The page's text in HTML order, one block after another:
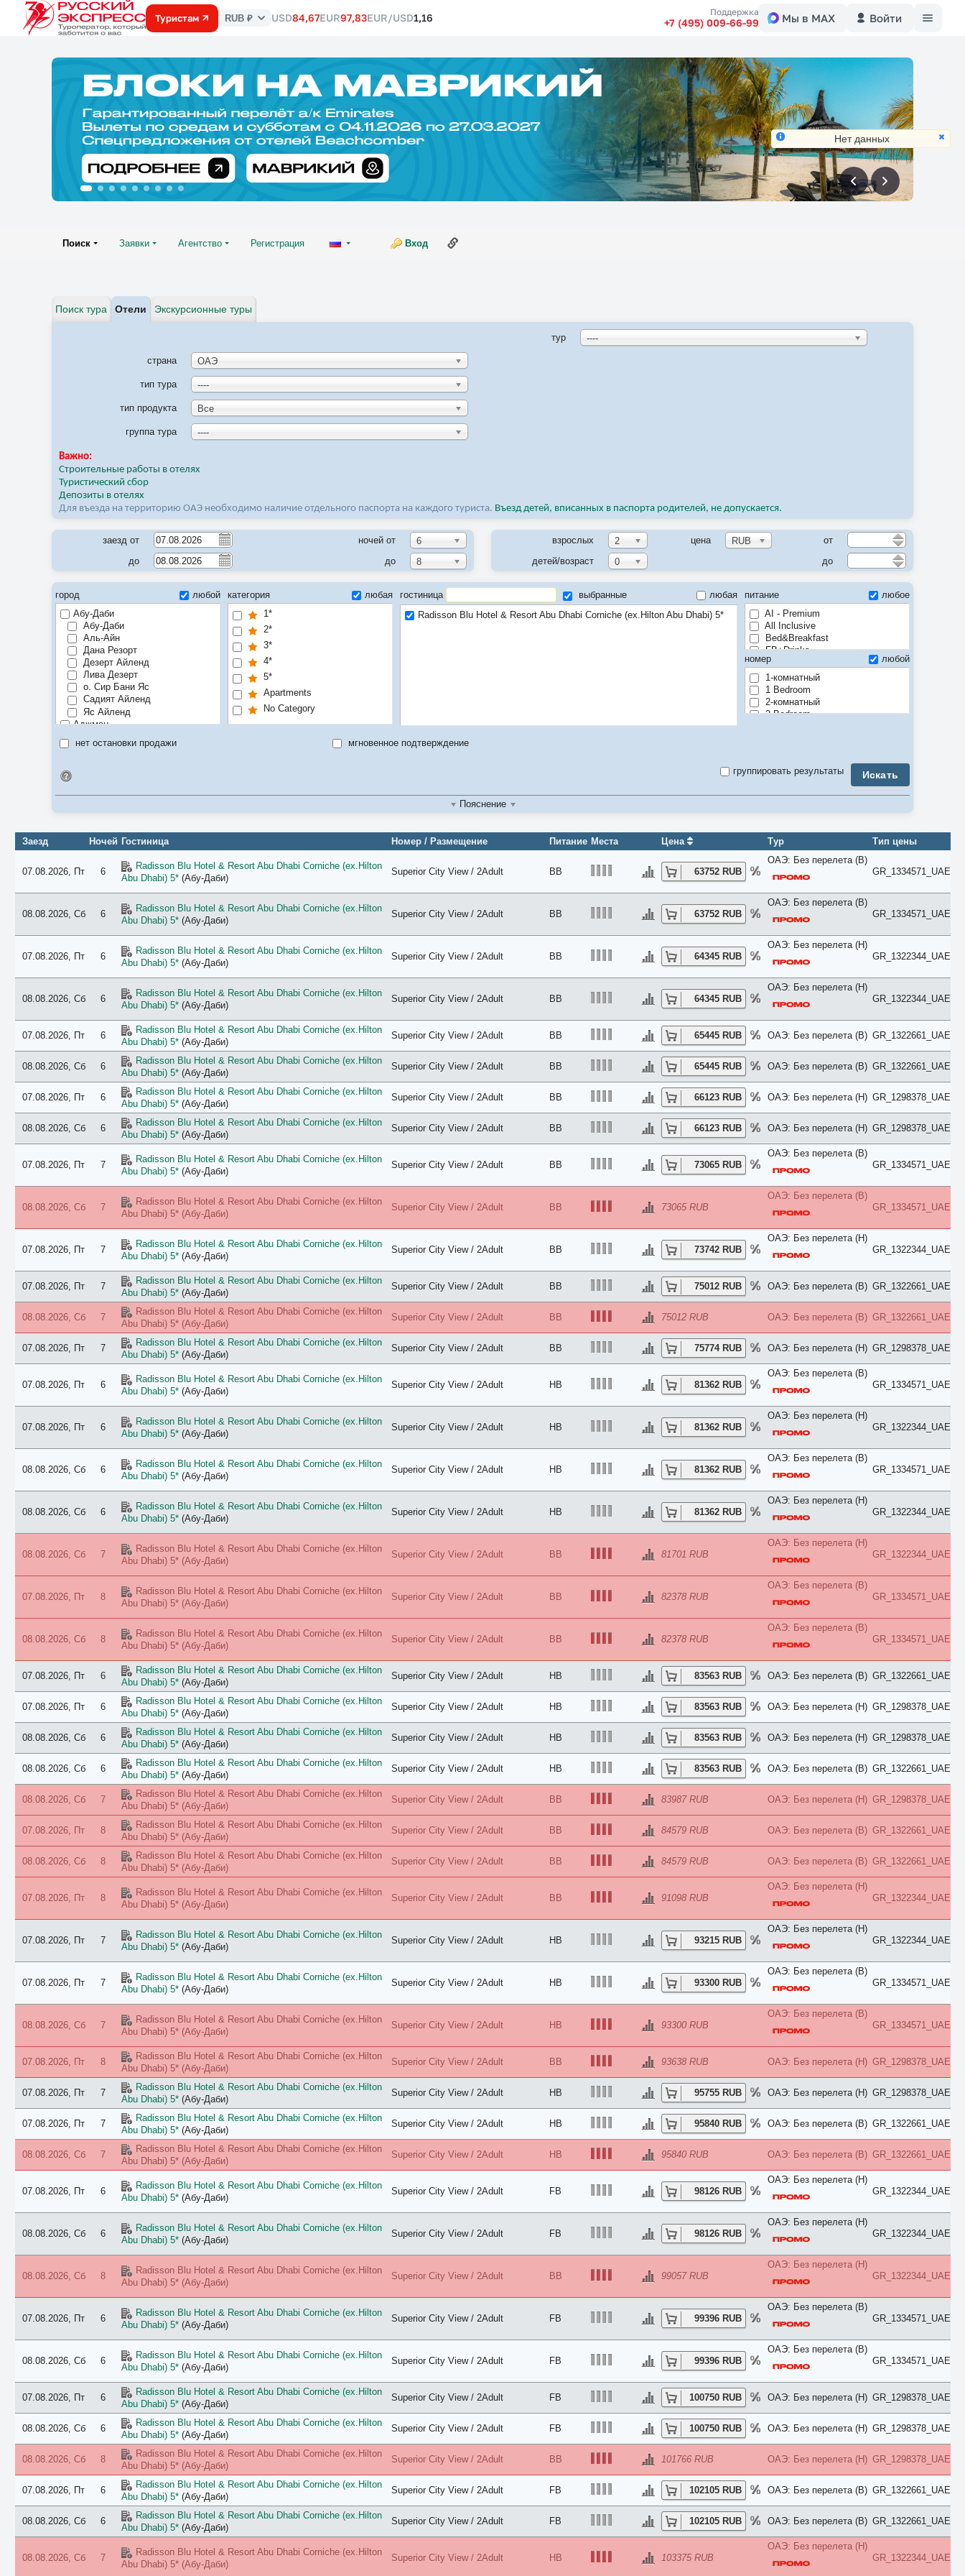
Туристам
Курс
RUB ₽ USD84,67EUR97,83EUR/USD1,16 Поддержка
+7 (495) 009-66-99 Мы в MAX Войти
впередвперед
Поиск Заявки Агентство Регистрация Вход
Поиск тура Отели Экскурсионные туры
страна ОАЭ
тип тура ----
тип продукта Все
группа тура ----
тур ----
Важно:
Строительные работы в отелях
Туристический сбор
Депозиты в отелях
Для въезда на территорию ОАЭ необходимо наличие отдельного паспорта на каждого туриста. Въезд детей, вписанных в паспорта родителей, не допускается.
заезд от ночей от
6
до
до 8
взрослых 2 цена RUB
от
детей/возраст
0 до
город
любой
Абу-Даби
Абу-Даби
Аль-Айн
Дана Резорт
Дезерт Айленд
Лива Дезерт
о. Сир Бани Яс
Садият Айленд
Яс Айленд
Аджман
Дубай
Умм-Эль-Кувейн
категория
любая
1*
2*
3*
4*
5*
Apartments
No Category
гостиница выбранные
любая
Radisson Blu Hotel & Resort Abu Dhabi Corniche (ex.Hilton Abu Dhabi) 5*
питание
любое
AI - Premium
All Inclusive
Bed&Breakfast
FB+Drinks
Full Board
Half Board
Room only
Soft All Inclusive
По программе
номер
любой
1-комнатный
1 Bedroom
2-комнатный
2 Bedroom
5-комнатный
7 Bedroom
9 Bedroom
Air Conditioner
Anex
Apartment
Bay View
Bosphorus View
Budget
Bungalow
Business
City View
Club
Comfort
Connection
Creek View
Deluxe
Diamond Club
Eco
Economy
Elegance
Exclusive
Family
Forest View
Garden
Golf
Grand
Honeymoon
Imperial
Inland View
Junior Suite
King/Twin
Kitchen
Lagoon
Lake House
Large
Loft
Lounge
Luxe
Main Building
Mansard
Marina View
Master Suite
Mountain View
No Balcony
Ocean
Overwater
Palace
Park
Pavillion
Pool
Premier
Premium
Presidential
Prestige
Private
Promo
Residence
Retreat
River View
ROH
Royal
Sea
Small
SPA
Spa Bath
Street View
Sunrise
Sunset
Superior
Terrace
Townhouse
Upper Floor
Апартаменты
Балкон
Без балкона
Бунгало
Вид во двор
Вид на город
Вид на горы
Вид на море
Вид на парк
Вид на реку
Вид на сад
Вилла
Делюкс
Джуниор Сьют
Евролюкс
Комфорт
Коттедж
Люкс
Мансарда
Повышенной комфортности
Представительский
Президентский
Премиум
Семейный
Смарт
Стандарт
Сьют
Таунхаус
Терраса
Цоколь
Частичные удобства
Эко
нет остановки продажи мгновенное подтверждение
Искать
группировать результаты
Пояснение
Заезд Ночей Гостиница Номер / Размещение Питание Места Цена Тур Тип цены
07.08.2026, Пт 6
Radisson Blu Hotel & Resort Abu Dhabi Corniche (ex.Hilton
Abu Dhabi) 5*(Абу-Даби)
Superior City View / 2Adult BB 63752 RUB
ОАЭ: Без перелета (B)
GR_1334571_UAE
08.08.2026, Сб 6
Radisson Blu Hotel & Resort Abu Dhabi Corniche (ex.Hilton
Abu Dhabi) 5*(Абу-Даби)
Superior City View / 2Adult BB 63752 RUB
ОАЭ: Без перелета (B)
GR_1334571_UAE
07.08.2026, Пт 6
Radisson Blu Hotel & Resort Abu Dhabi Corniche (ex.Hilton
Abu Dhabi) 5*(Абу-Даби)
Superior City View / 2Adult BB 64345 RUB
ОАЭ: Без перелета (H)
GR_1322344_UAE
08.08.2026, Сб 6
Radisson Blu Hotel & Resort Abu Dhabi Corniche (ex.Hilton
Abu Dhabi) 5*(Абу-Даби)
Superior City View / 2Adult BB 64345 RUB
ОАЭ: Без перелета (H)
GR_1322344_UAE
07.08.2026, Пт 6
Radisson Blu Hotel & Resort Abu Dhabi Corniche (ex.Hilton
Abu Dhabi) 5*(Абу-Даби)
Superior City View / 2Adult BB 65445 RUB ОАЭ: Без перелета (B) GR_1322661_UAE
08.08.2026, Сб 6
Radisson Blu Hotel & Resort Abu Dhabi Corniche (ex.Hilton
Abu Dhabi) 5*(Абу-Даби)
Superior City View / 2Adult BB 65445 RUB ОАЭ: Без перелета (B) GR_1322661_UAE
07.08.2026, Пт 6
Radisson Blu Hotel & Resort Abu Dhabi Corniche (ex.Hilton
Abu Dhabi) 5*(Абу-Даби)
Superior City View / 2Adult BB 66123 RUB ОАЭ: Без перелета (H) GR_1298378_UAE
08.08.2026, Сб 6
Radisson Blu Hotel & Resort Abu Dhabi Corniche (ex.Hilton
Abu Dhabi) 5*(Абу-Даби)
Superior City View / 2Adult BB 66123 RUB ОАЭ: Без перелета (H) GR_1298378_UAE
07.08.2026, Пт 7
Radisson Blu Hotel & Resort Abu Dhabi Corniche (ex.Hilton
Abu Dhabi) 5*(Абу-Даби)
Superior City View / 2Adult BB 73065 RUB
ОАЭ: Без перелета (B)
GR_1334571_UAE
08.08.2026, Сб 7
Radisson Blu Hotel & Resort Abu Dhabi Corniche (ex.Hilton
Abu Dhabi) 5*(Абу-Даби)
Superior City View / 2Adult BB 73065 RUB
ОАЭ: Без перелета (B)
GR_1334571_UAE
07.08.2026, Пт 7
Radisson Blu Hotel & Resort Abu Dhabi Corniche (ex.Hilton
Abu Dhabi) 5*(Абу-Даби)
Superior City View / 2Adult BB 73742 RUB
ОАЭ: Без перелета (H)
GR_1322344_UAE
07.08.2026, Пт 7
Radisson Blu Hotel & Resort Abu Dhabi Corniche (ex.Hilton
Abu Dhabi) 5*(Абу-Даби)
Superior City View / 2Adult BB 75012 RUB ОАЭ: Без перелета (B) GR_1322661_UAE
08.08.2026, Сб 7
Radisson Blu Hotel & Resort Abu Dhabi Corniche (ex.Hilton
Abu Dhabi) 5*(Абу-Даби)
Superior City View / 2Adult BB 75012 RUB ОАЭ: Без перелета (B) GR_1322661_UAE
07.08.2026, Пт 7
Radisson Blu Hotel & Resort Abu Dhabi Corniche (ex.Hilton
Abu Dhabi) 5*(Абу-Даби)
Superior City View / 2Adult BB 75774 RUB ОАЭ: Без перелета (H) GR_1298378_UAE
07.08.2026, Пт 6
Radisson Blu Hotel & Resort Abu Dhabi Corniche (ex.Hilton
Abu Dhabi) 5*(Абу-Даби)
Superior City View / 2Adult HB 81362 RUB
ОАЭ: Без перелета (B)
GR_1334571_UAE
07.08.2026, Пт 6
Radisson Blu Hotel & Resort Abu Dhabi Corniche (ex.Hilton
Abu Dhabi) 5*(Абу-Даби)
Superior City View / 2Adult HB 81362 RUB
ОАЭ: Без перелета (H)
GR_1322344_UAE
08.08.2026, Сб 6
Radisson Blu Hotel & Resort Abu Dhabi Corniche (ex.Hilton
Abu Dhabi) 5*(Абу-Даби)
Superior City View / 2Adult HB 81362 RUB
ОАЭ: Без перелета (B)
GR_1334571_UAE
08.08.2026, Сб 6
Radisson Blu Hotel & Resort Abu Dhabi Corniche (ex.Hilton
Abu Dhabi) 5*(Абу-Даби)
Superior City View / 2Adult HB 81362 RUB
ОАЭ: Без перелета (H)
GR_1322344_UAE
08.08.2026, Сб 7
Radisson Blu Hotel & Resort Abu Dhabi Corniche (ex.Hilton
Abu Dhabi) 5*(Абу-Даби)
Superior City View / 2Adult BB 81701 RUB
ОАЭ: Без перелета (H)
GR_1322344_UAE
07.08.2026, Пт 8
Radisson Blu Hotel & Resort Abu Dhabi Corniche (ex.Hilton
Abu Dhabi) 5*(Абу-Даби)
Superior City View / 2Adult BB 82378 RUB
ОАЭ: Без перелета (B)
GR_1334571_UAE
08.08.2026, Сб 8
Radisson Blu Hotel & Resort Abu Dhabi Corniche (ex.Hilton
Abu Dhabi) 5*(Абу-Даби)
Superior City View / 2Adult BB 82378 RUB
ОАЭ: Без перелета (B)
GR_1334571_UAE
07.08.2026, Пт 6
Radisson Blu Hotel & Resort Abu Dhabi Corniche (ex.Hilton
Abu Dhabi) 5*(Абу-Даби)
Superior City View / 2Adult HB 83563 RUB ОАЭ: Без перелета (B) GR_1322661_UAE
07.08.2026, Пт 6
Radisson Blu Hotel & Resort Abu Dhabi Corniche (ex.Hilton
Abu Dhabi) 5*(Абу-Даби)
Superior City View / 2Adult HB 83563 RUB ОАЭ: Без перелета (H) GR_1298378_UAE
08.08.2026, Сб 6
Radisson Blu Hotel & Resort Abu Dhabi Corniche (ex.Hilton
Abu Dhabi) 5*(Абу-Даби)
Superior City View / 2Adult HB 83563 RUB ОАЭ: Без перелета (H) GR_1298378_UAE
08.08.2026, Сб 6
Radisson Blu Hotel & Resort Abu Dhabi Corniche (ex.Hilton
Abu Dhabi) 5*(Абу-Даби)
Superior City View / 2Adult HB 83563 RUB ОАЭ: Без перелета (B) GR_1322661_UAE
08.08.2026, Сб 7
Radisson Blu Hotel & Resort Abu Dhabi Corniche (ex.Hilton
Abu Dhabi) 5*(Абу-Даби)
Superior City View / 2Adult BB 83987 RUB ОАЭ: Без перелета (H) GR_1298378_UAE
07.08.2026, Пт 8
Radisson Blu Hotel & Resort Abu Dhabi Corniche (ex.Hilton
Abu Dhabi) 5*(Абу-Даби)
Superior City View / 2Adult BB 84579 RUB ОАЭ: Без перелета (B) GR_1322661_UAE
08.08.2026, Сб 8
Radisson Blu Hotel & Resort Abu Dhabi Corniche (ex.Hilton
Abu Dhabi) 5*(Абу-Даби)
Superior City View / 2Adult BB 84579 RUB ОАЭ: Без перелета (B) GR_1322661_UAE
07.08.2026, Пт 8
Radisson Blu Hotel & Resort Abu Dhabi Corniche (ex.Hilton
Abu Dhabi) 5*(Абу-Даби)
Superior City View / 2Adult BB 91098 RUB
ОАЭ: Без перелета (H)
GR_1322344_UAE
07.08.2026, Пт 7
Radisson Blu Hotel & Resort Abu Dhabi Corniche (ex.Hilton
Abu Dhabi) 5*(Абу-Даби)
Superior City View / 2Adult HB 93215 RUB
ОАЭ: Без перелета (H)
GR_1322344_UAE
07.08.2026, Пт 7
Radisson Blu Hotel & Resort Abu Dhabi Corniche (ex.Hilton
Abu Dhabi) 5*(Абу-Даби)
Superior City View / 2Adult HB 93300 RUB
ОАЭ: Без перелета (B)
GR_1334571_UAE
08.08.2026, Сб 7
Radisson Blu Hotel & Resort Abu Dhabi Corniche (ex.Hilton
Abu Dhabi) 5*(Абу-Даби)
Superior City View / 2Adult HB 93300 RUB
ОАЭ: Без перелета (B)
GR_1334571_UAE
07.08.2026, Пт 8
Radisson Blu Hotel & Resort Abu Dhabi Corniche (ex.Hilton
Abu Dhabi) 5*(Абу-Даби)
Superior City View / 2Adult BB 93638 RUB ОАЭ: Без перелета (H) GR_1298378_UAE
07.08.2026, Пт 7
Radisson Blu Hotel & Resort Abu Dhabi Corniche (ex.Hilton
Abu Dhabi) 5*(Абу-Даби)
Superior City View / 2Adult HB 95755 RUB ОАЭ: Без перелета (H) GR_1298378_UAE
07.08.2026, Пт 7
Radisson Blu Hotel & Resort Abu Dhabi Corniche (ex.Hilton
Abu Dhabi) 5*(Абу-Даби)
Superior City View / 2Adult HB 95840 RUB ОАЭ: Без перелета (B) GR_1322661_UAE
08.08.2026, Сб 7
Radisson Blu Hotel & Resort Abu Dhabi Corniche (ex.Hilton
Abu Dhabi) 5*(Абу-Даби)
Superior City View / 2Adult HB 95840 RUB ОАЭ: Без перелета (B) GR_1322661_UAE
07.08.2026, Пт 6
Radisson Blu Hotel & Resort Abu Dhabi Corniche (ex.Hilton
Abu Dhabi) 5*(Абу-Даби)
Superior City View / 2Adult FB 98126 RUB
ОАЭ: Без перелета (H)
GR_1322344_UAE
08.08.2026, Сб 6
Radisson Blu Hotel & Resort Abu Dhabi Corniche (ex.Hilton
Abu Dhabi) 5*(Абу-Даби)
Superior City View / 2Adult FB 98126 RUB
ОАЭ: Без перелета (H)
GR_1322344_UAE
08.08.2026, Сб 8
Radisson Blu Hotel & Resort Abu Dhabi Corniche (ex.Hilton
Abu Dhabi) 5*(Абу-Даби)
Superior City View / 2Adult BB 99057 RUB
ОАЭ: Без перелета (H)
GR_1322344_UAE
07.08.2026, Пт 6
Radisson Blu Hotel & Resort Abu Dhabi Corniche (ex.Hilton
Abu Dhabi) 5*(Абу-Даби)
Superior City View / 2Adult FB 99396 RUB
ОАЭ: Без перелета (B)
GR_1334571_UAE
08.08.2026, Сб 6
Radisson Blu Hotel & Resort Abu Dhabi Corniche (ex.Hilton
Abu Dhabi) 5*(Абу-Даби)
Superior City View / 2Adult FB 99396 RUB
ОАЭ: Без перелета (B)
GR_1334571_UAE
07.08.2026, Пт 6
Radisson Blu Hotel & Resort Abu Dhabi Corniche (ex.Hilton
Abu Dhabi) 5*(Абу-Даби)
Superior City View / 2Adult FB 100750 RUB ОАЭ: Без перелета (H) GR_1298378_UAE
08.08.2026, Сб 6
Radisson Blu Hotel & Resort Abu Dhabi Corniche (ex.Hilton
Abu Dhabi) 5*(Абу-Даби)
Superior City View / 2Adult FB 100750 RUB ОАЭ: Без перелета (H) GR_1298378_UAE
08.08.2026, Сб 8
Radisson Blu Hotel & Resort Abu Dhabi Corniche (ex.Hilton
Abu Dhabi) 5*(Абу-Даби)
Superior City View / 2Adult BB 101766 RUB ОАЭ: Без перелета (H) GR_1298378_UAE
07.08.2026, Пт 6
Radisson Blu Hotel & Resort Abu Dhabi Corniche (ex.Hilton
Abu Dhabi) 5*(Абу-Даби)
Superior City View / 2Adult FB 102105 RUB ОАЭ: Без перелета (B) GR_1322661_UAE
08.08.2026, Сб 6
Radisson Blu Hotel & Resort Abu Dhabi Corniche (ex.Hilton
Abu Dhabi) 5*(Абу-Даби)
Superior City View / 2Adult FB 102105 RUB ОАЭ: Без перелета (B) GR_1322661_UAE
08.08.2026, Сб 7
Radisson Blu Hotel & Resort Abu Dhabi Corniche (ex.Hilton
Abu Dhabi) 5*(Абу-Даби)
Superior City View / 2Adult HB 103375 RUB
ОАЭ: Без перелета (H)
GR_1322344_UAE
Нет данных